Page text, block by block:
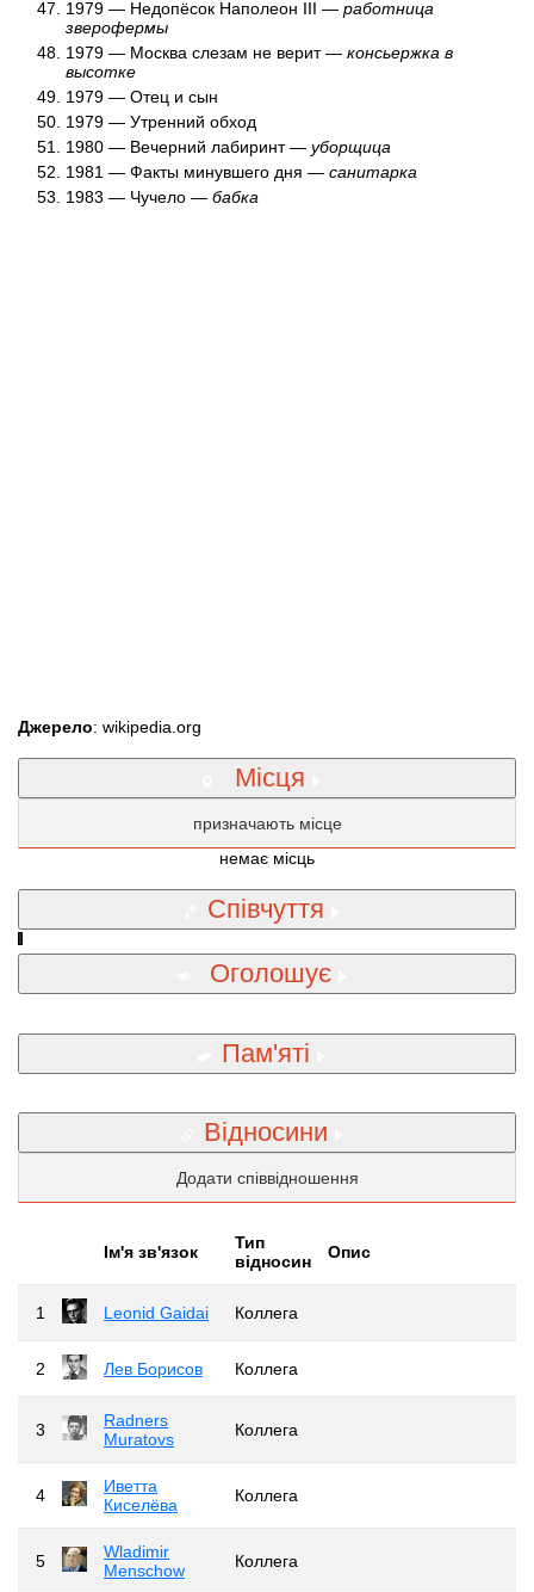
1979 — Недопёсок Наполеон III — работница
зверофермы
1979 — Москва слезам не верит — консьержка в
высотке
1979 — Отец и сын
1979 — Утренний обход
1980 — Вечерний лабиринт — уборщица
1981 — Факты минувшего дня — санитарка
1983 — Чучело — бабка
Джерело: wikipedia.org
Місця
призначають місце
немає місць
Співчуття
Оголошує
Пам'яті
Відносини
Додати співвідношення
Iм'я зв'язок
Тип
відносин
Опис
1 Leonid Gaidai Коллега
2 Лев Борисов Коллега
3
Radners
Muratovs
Коллега
4
Иветта
Киселёва
Коллега
5
Wladimir
Menschow
Коллега